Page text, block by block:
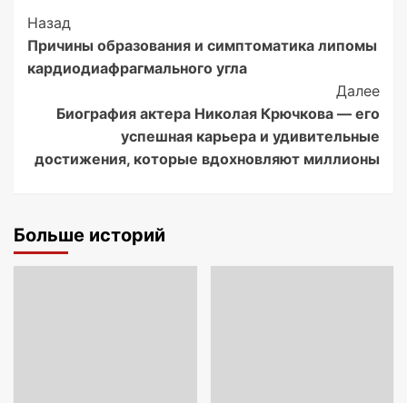
Post
Navigation
Назад
Причины образования и симптоматика липомы
кардиодиафрагмального угла
Далее
Биография актера Николая Крючкова — его
успешная карьера и удивительные
достижения, которые вдохновляют миллионы
Больше историй